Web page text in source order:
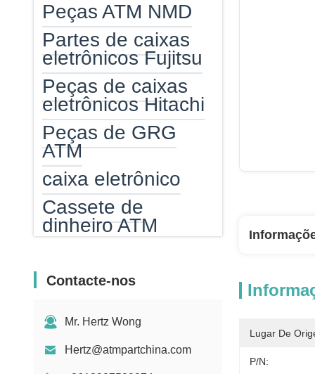
Peças ATM NMD
Partes de caixas
eletrônicos Fujitsu
Peças de caixas
eletrônicos Hitachi
Peças de GRG
ATM
caixa eletrônico
Cassete de
dinheiro ATM
leitor de cartão do
Aquecedor de
caixa automático
Contacte-nos
Mr. Hertz Wong
Hertz@atmpartchina.com
Lugar De
P/N: